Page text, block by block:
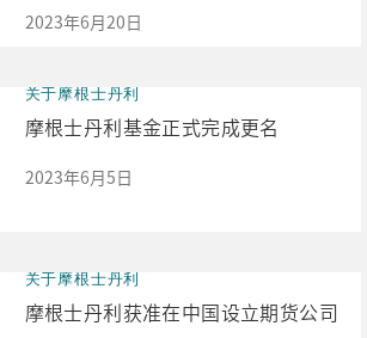
2023年6月20日
关于摩根士丹利
摩根士丹利基金正式完成更名
2023年6月5日
关于摩根士丹利
摩根士丹利获准在中国设立期货公司